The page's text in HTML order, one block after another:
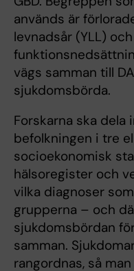
används är
levnadsår (YLL)
vägs samman till
sjukdomsbörda.
Forskarna ska dela
befolkningen i tre
socioekonomisk
hälsoregister och
vilka diagnoser
grupperna – och
sjukdomsbördan
samman.
rangordnas, så